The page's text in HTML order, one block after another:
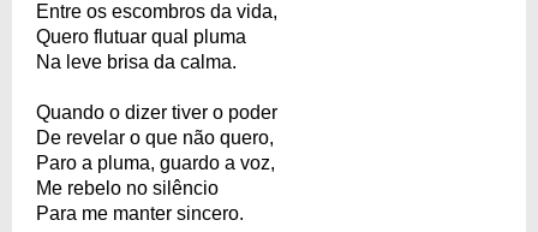
Entre os escombros da vida,
Quero flutuar qual pluma
Na leve brisa da calma.
Quando o dizer tiver o poder
De revelar o que não quero,
Paro a pluma, guardo a voz,
Me rebelo no silêncio
Para me manter sincero.